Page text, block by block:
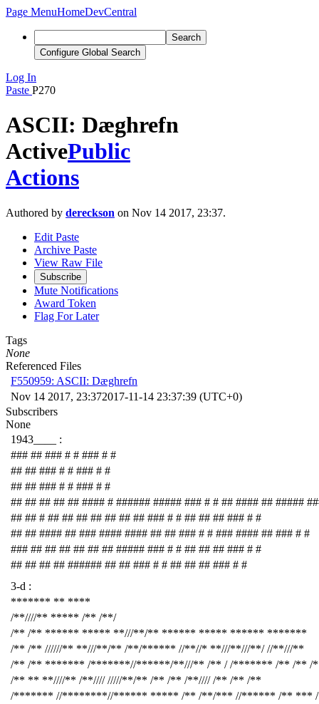
Page MenuHomeDevCentral
Search
Configure Global Search
Log In
Paste P270
ASCII: Dæghrefn
ActivePublic
Actions
Authored by dereckson on Nov 14 2017, 23:37.
Edit Paste
Archive Paste
View Raw File
Subscribe
Mute Notifications
Award Token
Flag For Later
Tags
None
Referenced Files
F550959: ASCII: Dæghrefn
Nov 14 2017, 23:372017-11-14 23:37:39 (UTC+0)
Subscribers
None
1943____ :
### ## ### # # ### # #
## ## ### # # ### # #
## ## ### # # ### # #
## ## ## ## ## #### # ###### ##### ### # # ## #### ## #####
## ## # ## ## ## ## ## ## ## ### # # ## ## ## ### # #
## ## #### ## ### #### #### ## ## ### # # ### #### ## ### # #
### ## ## ## ## ## ## ##### ### # # ## ## ## ### # #
## ## ## ## ###### ## ## ### # # ## ## ## ### # #
3-d :
******* ** ****
/**////** ***** /** /**/
/** /** ****** ***** **///**/** ****** ***** ****** *******
/** /** //////** **///**/** /**/****** //**//* **///**///**/ //**///**
/** /** ******* /*******//******/**///** /** / /******* /** /** /
/** ** **////** /**//// /////**/** /** /** /**//// /** /** /**
/******* //********//****** ***** /** /**/*** //****** /** ***